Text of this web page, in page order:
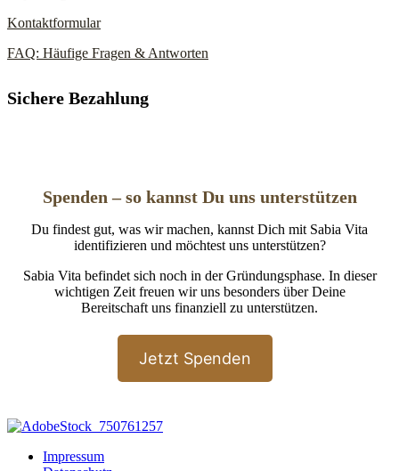
Kontaktformular
FAQ: Häufige Fragen & Antworten
Sichere Bezahlung
Spenden – so kannst Du uns unterstützen
Du findest gut, was wir machen, kannst Dich mit Sabia Vita
identifizieren und möchtest uns unterstützen?
Sabia Vita befindet sich noch in der Gründungsphase. In dieser
wichtigen Zeit freuen wir uns besonders über Deine
Bereitschaft uns finanziell zu unterstützen.
Jetzt Spenden
Impressum